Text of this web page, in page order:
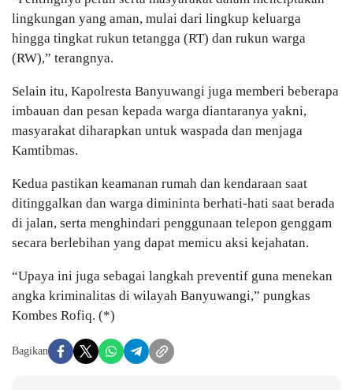
lingkungan yang aman, mulai dari lingkup keluarga
hingga tingkat rukun tetangga (RT) dan rukun warga
(RW),” terangnya.
Selain itu, Kapolresta Banyuwangi juga memberi beberapa
imbauan dan pesan kepada warga diantaranya yakni,
masyarakat diharapkan untuk waspada dan menjaga
Kamtibmas.
Kedua pastikan keamanan rumah dan kendaraan saat
ditinggalkan dan warga dimininta berhati-hati saat berada
di jalan, serta menghindari penggunaan telepon genggam
secara berlebihan yang dapat memicu aksi kejahatan.
“Upaya ini juga sebagai langkah preventif guna menekan
angka kriminalitas di wilayah Banyuwangi,” pungkas
Kombes Rofiq. (*)
Bagikan